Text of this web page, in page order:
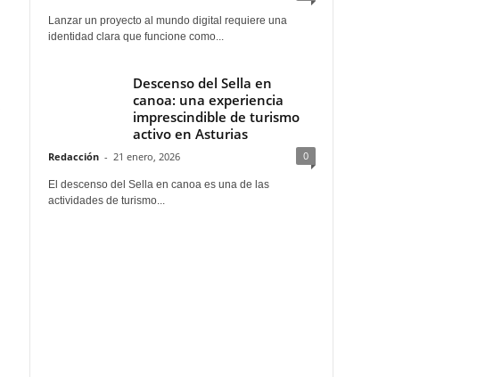
Lanzar un proyecto al mundo digital requiere una
identidad clara que funcione como...
Descenso del Sella en
canoa: una experiencia
imprescindible de turismo
activo en Asturias
Redacción - 21 enero, 2026 0
El descenso del Sella en canoa es una de las
actividades de turismo...